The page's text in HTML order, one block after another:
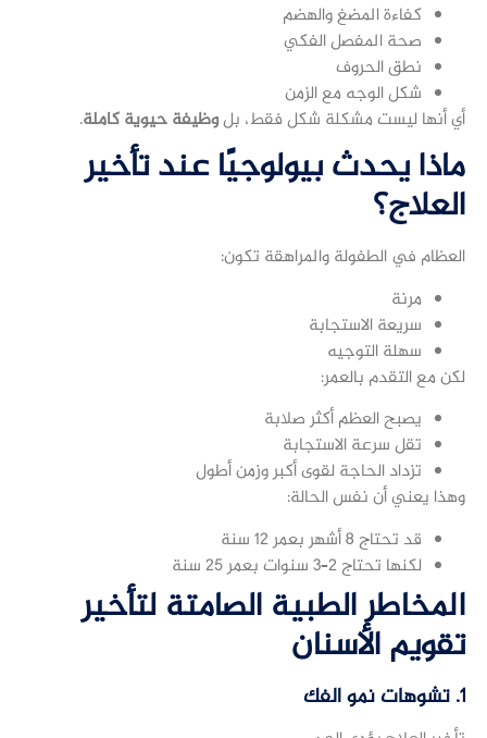
كفاءة المضغ والهضم
صحة المفصل الفكي
نطق الحروف
شكل الوجه مع الزمن
أي أنها ليست مشكلة شكل فقط، بلوظيفة حيوية كاملة.
ماذا يحدث بيولوجيًا عند تأخير
العلاج؟
العظام في الطفولة والمراهقة تكون:
مرنة
سريعة الاستجابة
سهلة التوجيه
لكن مع التقدم بالعمر:
يصبح العظم أكثر صلابة
تقل سرعة الاستجابة
تزداد الحاجة لقوى أكبر وزمن أطول
وهذا يعني أن نفس الحالة:
قد تحتاج 8 أشهر بعمر 12 سنة
لكنها تحتاج 2–3 سنوات بعمر 25 سنة
المخاطر الطبية الصامتة لتأخير
تقويم الأسنان
1. تشوهات نمو الفك